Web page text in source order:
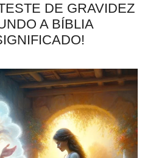
DE GRAVIDEZ
A BÍBLIA